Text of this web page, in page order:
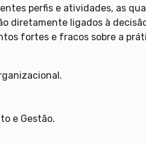
perfis e atividades, as
diretamente ligados à
fortes e fracos sobre a
e Gestão.